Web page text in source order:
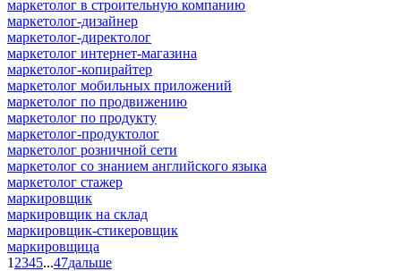
маркетолог в строительную компанию
маркетолог-дизайнер
маркетолог-директолог
маркетолог интернет-магазина
маркетолог-копирайтер
маркетолог мобильных приложений
маркетолог по продвижению
маркетолог по продукту
маркетолог-продуктолог
маркетолог розничной сети
маркетолог со знанием английского языка
маркетолог стажер
маркировщик
маркировщик на склад
маркировщик-стикеровщик
маркировщица
1 2345...47дальше